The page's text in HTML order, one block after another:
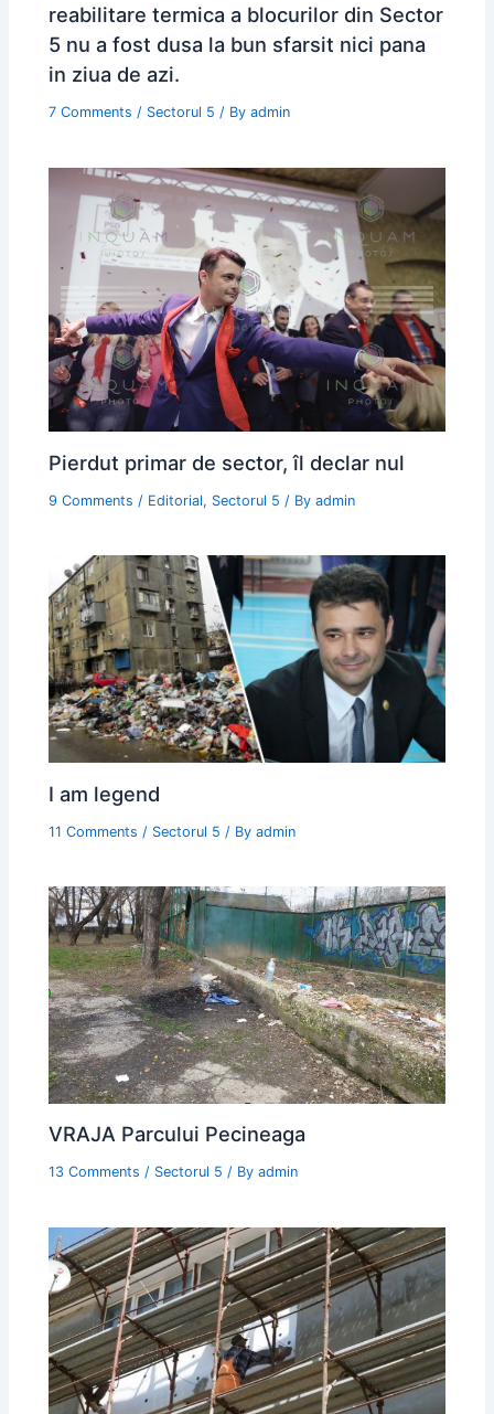
reabilitare termica a blocurilor din Sector
5 nu a fost dusa la bun sfarsit nici pana
in ziua de azi.
7 Comments / Sectorul 5 / Byadmin
Pierdut primar de sector, îl declar nul
9 Comments / Editorial, Sectorul 5 / Byadmin
I am legend
11 Comments / Sectorul 5 / Byadmin
VRAJA Parcului Pecineaga
13 Comments / Sectorul 5 / Byadmin